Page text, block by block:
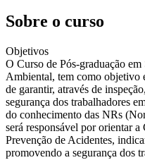
Sobre o curso
Objetivos
O Curso de Pós-graduação
Ambiental, tem como objetivo
de garantir, através de
segurança dos trabalhadores
do conhecimento das NRs
será responsável por orientar
Prevenção de Acidentes,
promovendo a segurança dos